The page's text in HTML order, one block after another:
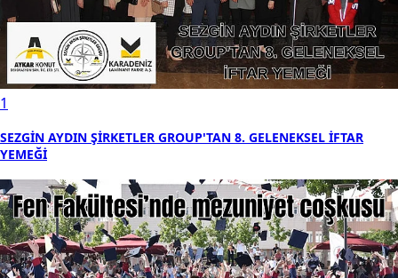
1
SEZGİN AYDIN ŞİRKETLER GROUP'TAN 8. GELENEKSEL İFTAR
YEMEĞİ